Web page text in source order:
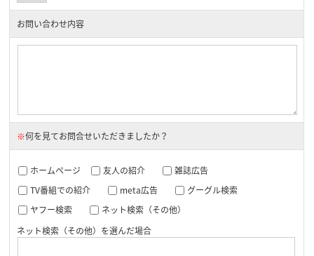
お問い合わせ内容
※何を見てお問合せいただきましたか？
ホームページ 友人の紹介
雑誌広告
TV番組での紹介
meta広告
グーグル検索
ヤフー検索
ネット検索（その他）
ネット検索（その他）を選んだ場合